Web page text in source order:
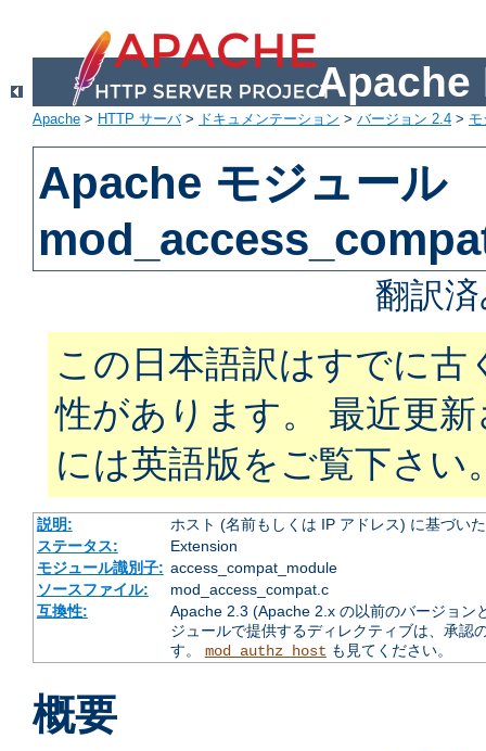
Apache
Apache > HTTP サーバ> ドキュメンテーション > バージョン 2.4 >
Apache モジュール
翻訳
この日本語訳はすでに古
性があります。 最近更
には英語版をご覧下さい
説明:
ホスト (名前もしくは IP アドレス) に基づい
ステータス:
Extension
モジュール識別子: access_compat_module
ソースファイル:
mod_access_compat.c
互換性:
Apache 2.3 (Apache 2.x の以前のバージョン
ジュールで提供するディレクティブは、承認
す。 mod_authz_host も見てください。
概要